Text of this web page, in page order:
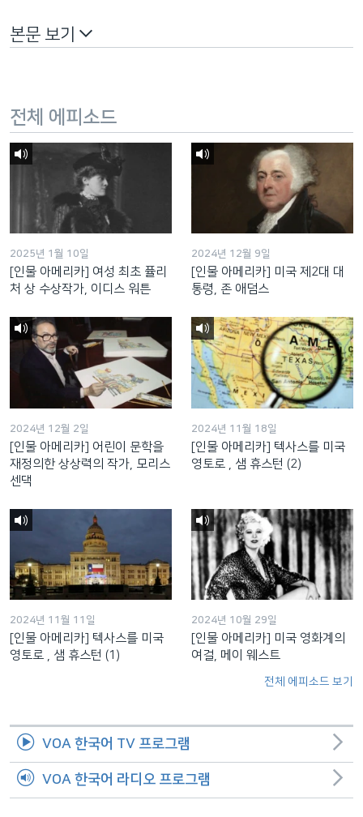
본문 보기
전체 에피소드
2025년 1월 10일
[인물 아메리카] 여성 최초 퓰리
처 상 수상작가, 이디스 워튼
2024년 12월 9일
[인물 아메리카] 미국 제2대 대
통령, 존 애덤스
2024년 12월 2일
[인물 아메리카] 어린이 문학을
재정의한 상상력의 작가, 모리스
센댁
2024년 11월 18일
[인물 아메리카] 텍사스를 미국
영토로 , 샘 휴스턴 (2)
2024년 11월 11일
[인물 아메리카] 텍사스를 미국
영토로 , 샘 휴스턴 (1)
2024년 10월 29일
[인물 아메리카] 미국 영화계의
여걸, 메이 웨스트
전체 에피소드 보기
VOA 한국어 TV 프로그램
VOA 한국어 라디오 프로그램